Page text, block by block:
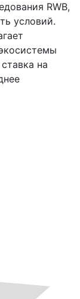
RWB,
условий.
на